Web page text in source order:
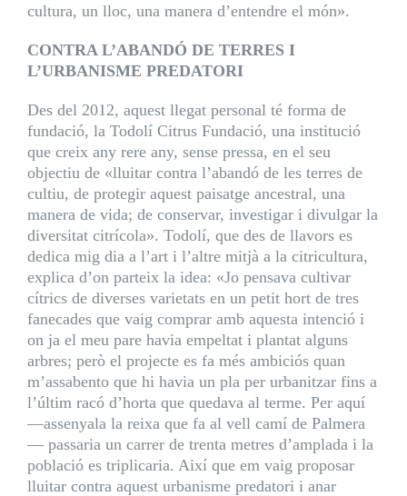
cultura, un lloc, una manera d’entendre el món».
CONTRA L’ABANDÓ DE TERRES I
L’URBANISME PREDATORI
Des del 2012, aquest llegat personal té forma de
fundació, la Todolí Citrus Fundació, una institució
que creix any rere any, sense pressa, en el seu
objectiu de «lluitar contra l’abandó de les terres de
cultiu, de protegir aquest paisatge ancestral, una
manera de vida; de conservar, investigar i divulgar la
diversitat citrícola». Todolí, que des de llavors es
dedica mig dia a l’art i l’altre mitjà a la citricultura,
explica d’on parteix la idea: «Jo pensava cultivar
cítrics de diverses varietats en un petit hort de tres
fanecades que vaig comprar amb aquesta intenció i
on ja el meu pare havia empeltat i plantat alguns
arbres; però el projecte es fa més ambiciós quan
m’assabento que hi havia un pla per urbanitzar fins a
l’últim racó d’horta que quedava al terme. Per aquí
—assenyala la reixa que fa al vell camí de Palmera
— passaria un carrer de trenta metres d’amplada i la
població es triplicaria. Així que em vaig proposar
lluitar contra aquest urbanisme predatori i anar